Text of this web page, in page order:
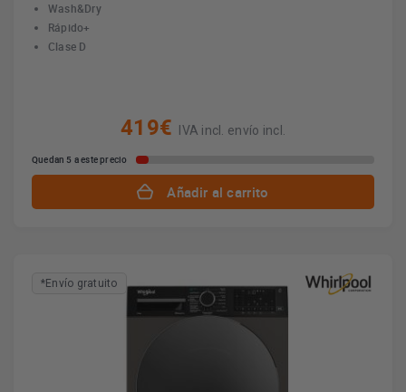
Wash&Dry
Rápido+
Clase D
419€ IVA incl. envío incl.
Quedan 5 a este precio
Añadir al carrito
*Envío gratuito